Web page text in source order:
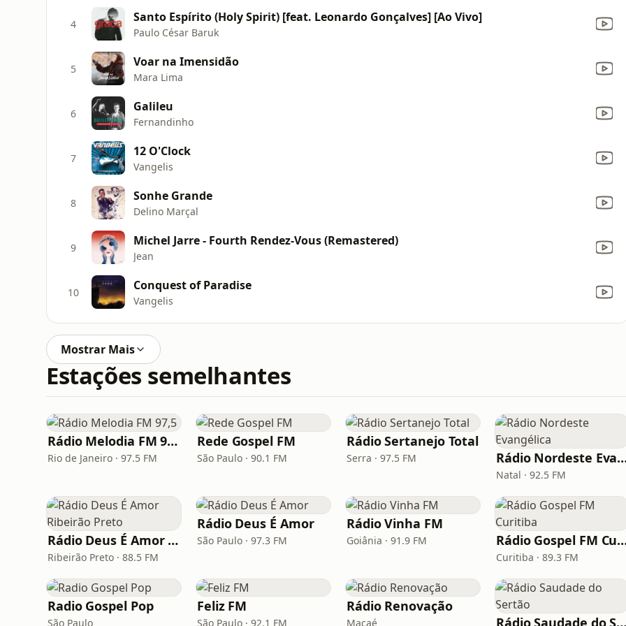
4 Santo Espírito (Holy Spirit) [feat. Leonardo Gonçalves] [Ao Vivo]
Paulo César Baruk
5 Voar na Imensidão
Mara Lima
6 Galileu
Fernandinho
7 12 O'Clock
Vangelis
8 Sonhe Grande
Delino Marçal
9 Michel Jarre - Fourth Rendez-Vous (Remastered)
Jean
10 Conquest of Paradise
Vangelis
Mostrar Mais
Estações semelhantes
Rádio Melodia FM 97,5
Rio de Janeiro · 97.5 FM
Rede Gospel FM
São Paulo · 90.1 FM
Rádio Sertanejo Total
Serra · 97.5 FM Rádio Nordeste
Natal · 92.5 FM
Rádio Deus É Amor Ribeirão Preto
Ribeirão Preto · 88.5 FM
Rádio Deus É Amor
São Paulo · 97.3 FM
Rádio Vinha FM
Goiânia · 91.9 FM Rádio Gospel
Curitiba · 89.3 FM
Radio Gospel Pop
São Paulo
Feliz FM
São Paulo · 92.1 FM
Rádio Renovação
Macaé Rádio Saudade do Sertão